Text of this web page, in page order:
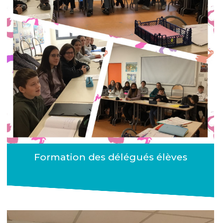
Formation des délégués élèves